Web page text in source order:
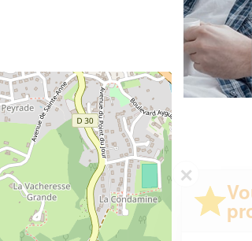
Vous êtes un
professionnel ?